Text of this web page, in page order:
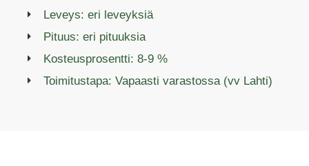
Leveys: eri leveyksiä
Pituus: eri pituuksia
Kosteusprosentti: 8-9 %
Toimitustapa: Vapaasti varastossa (vv Lahti)